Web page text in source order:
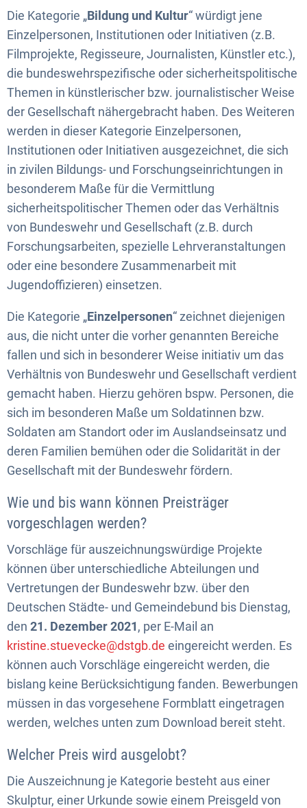
Die Kategorie „Bildung und Kultur“ würdigt jene
Einzelpersonen, Institutionen oder Initiativen (z.B.
Filmprojekte, Regisseure, Journalisten, Künstler etc.),
die bundeswehrspezifische oder sicherheitspolitische
Themen in künstlerischer bzw. journalistischer Weise
der Gesellschaft nähergebracht haben. Des Weiteren
werden in dieser Kategorie Einzelpersonen,
Institutionen oder Initiativen ausgezeichnet, die sich
in zivilen Bildungs- und Forschungseinrichtungen in
besonderem Maße für die Vermittlung
sicherheitspolitischer Themen oder das Verhältnis
von Bundeswehr und Gesellschaft (z.B. durch
Forschungsarbeiten, spezielle Lehrveranstaltungen
oder eine besondere Zusammenarbeit mit
Jugendoffizieren) einsetzen.
Die Kategorie „Einzelpersonen“ zeichnet diejenigen
aus, die nicht unter die vorher genannten Bereiche
fallen und sich in besonderer Weise initiativ um das
Verhältnis von Bundeswehr und Gesellschaft verdient
gemacht haben. Hierzu gehören bspw. Personen, die
sich im besonderen Maße um Soldatinnen bzw.
Soldaten am Standort oder im Auslandseinsatz und
deren Familien bemühen oder die Solidarität in der
Gesellschaft mit der Bundeswehr fördern.
Wie und bis wann können Preisträger
vorgeschlagen werden?
Vorschläge für auszeichnungswürdige Projekte
können über unterschiedliche Abteilungen und
Vertretungen der Bundeswehr bzw. über den
Deutschen Städte- und Gemeindebund bis Dienstag,
den 21. Dezember 2021, per E-Mail an
kristine.stuevecke@dstgb.de eingereicht werden. Es
können auch Vorschläge eingereicht werden, die
bislang keine Berücksichtigung fanden. Bewerbungen
müssen in das vorgesehene Formblatt eingetragen
werden, welches unten zum Download bereit steht.
Welcher Preis wird ausgelobt?
Die Auszeichnung je Kategorie besteht aus einer
Skulptur, einer Urkunde sowie einem Preisgeld von